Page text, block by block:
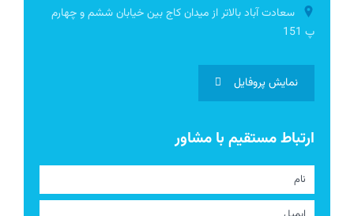
سعادت آباد بالاتر از میدان کاج بین خیابان ششم و چهارم
پ 151
نمایش پروفایل
ارتباط مستقیم با مشاور